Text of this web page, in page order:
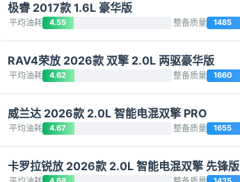
极睿 2017款 1.6L 豪华版
平均油耗 4.55 整备质量 1485
RAV4荣放 2026款 双擎 2.0L 两驱豪华版
平均油耗 4.62 整备质量 1660
威兰达 2026款 2.0L 智能电混双擎 PRO
平均油耗 4.67 整备质量 1655
卡罗拉锐放 2026款 2.0L 智能电混双擎 先锋版